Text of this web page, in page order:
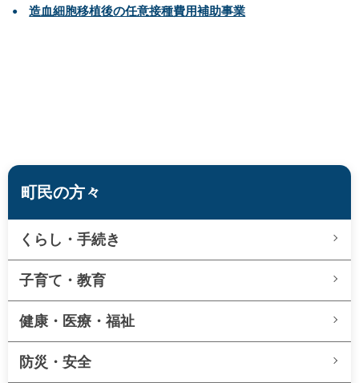
造血細胞移植後の任意接種費用補助事業
町民の方々
くらし・手続き
子育て・教育
健康・医療・福祉
防災・安全